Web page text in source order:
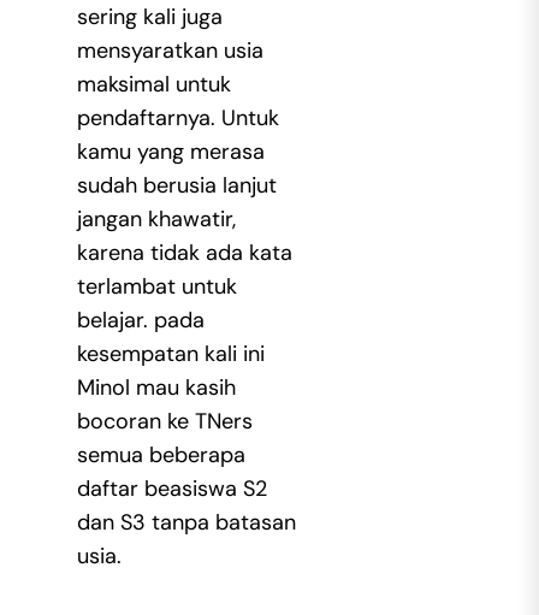
sering kali juga
mensyaratkan usia
maksimal untuk
pendaftarnya. Untuk
kamu yang merasa
sudah berusia lanjut
jangan khawatir,
karena tidak ada kata
terlambat untuk
belajar. pada
kesempatan kali ini
Minol mau kasih
bocoran ke TNers
semua beberapa
daftar beasiswa S2
dan S3 tanpa batasan
usia.